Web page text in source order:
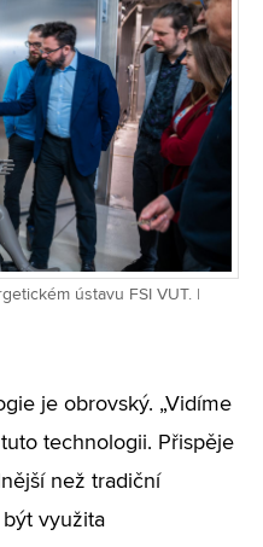
ústavu FSI VUT. |
je obrovský. „Vidíme
technologii. Přispěje
než tradiční
využita